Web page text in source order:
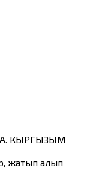
КЫРГЫЗЫМ
жатып алып